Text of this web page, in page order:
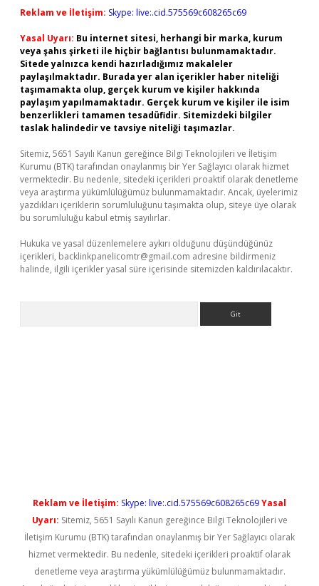
Reklam ve İletişim: Skype: live:.cid.575569c608265c69
Yasal Uyarı: Bu internet sitesi, herhangi bir marka, kurum
veya şahıs şirketi ile hiçbir bağlantısı bulunmamaktadır.
Sitede yalnızca kendi hazırladığımız makaleler
paylaşılmaktadır. Burada yer alan içerikler haber niteliği
taşımamakta olup, gerçek kurum ve kişiler hakkında
paylaşım yapılmamaktadır. Gerçek kurum ve kişiler ile isim
benzerlikleri tamamen tesadüfidir. Sitemizdeki bilgiler
taslak halindedir ve tavsiye niteliği taşımazlar.
Sitemiz, 5651 Sayılı Kanun gereğince Bilgi Teknolojileri ve İletişim
Kurumu (BTK) tarafından onaylanmış bir Yer Sağlayıcı olarak hizmet
vermektedir. Bu nedenle, sitedeki içerikleri proaktif olarak denetleme
veya araştırma yükümlülüğümüz bulunmamaktadır. Ancak, üyelerimiz
yazdıkları içeriklerin sorumluluğunu taşımakta olup, siteye üye olarak
bu sorumluluğu kabul etmiş sayılırlar.
Hukuka ve yasal düzenlemelere aykırı olduğunu düşündüğünüz
içerikleri, backlinkpanelicomtr@gmail.com adresine bildirmeniz
halinde, ilgili içerikler yasal süre içerisinde sitemizden kaldırılacaktır.
Reklam ve İletişim: Skype: live:.cid.575569c608265c69Yasal
Uyarı: Sitemiz, 5651 Sayılı Kanun gereğince Bilgi Teknolojileri ve
İletişim Kurumu (BTK) tarafından onaylanmış bir Yer Sağlayıcı olarak
hizmet vermektedir. Bu nedenle, sitedeki içerikleri proaktif olarak
denetleme veya araştırma yükümlülüğümüz bulunmamaktadır.